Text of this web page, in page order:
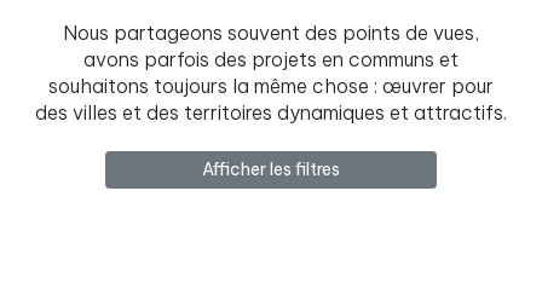
Nous partageons souvent des points de vues,
avons parfois des projets en communs et
souhaitons toujours la même chose : œuvrer pour
des villes et des territoires dynamiques et attractifs.
Afficher les filtres